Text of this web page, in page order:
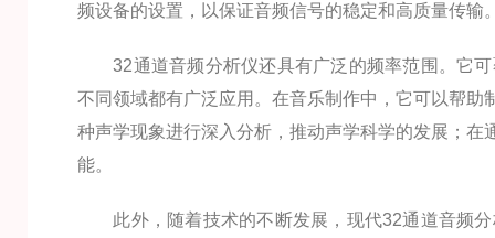
频设备的设置，以保证音频信号的稳定和高质量传输
32通道音频分析仪还具有广泛的频率范围。它可
不同领域都有广泛应用。在音乐制作中，它可以帮
种声学现象进行深入分析，推动声学科学的发展；
能。
此外，随着技术的不断发展，现代32通道音频分